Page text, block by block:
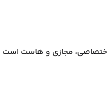
است که با بهترین تکنولوژی‌ها و